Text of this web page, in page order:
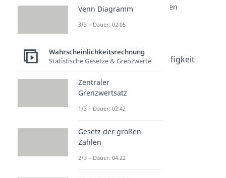
Wahrscheinlichkeit Grundlagen
Dauer: 04:30
Dauer: 03:00
Absolute und Relative Häufigkeit
Relative Häufigkeit
Dauer: 03:43
Dauer: 01:55
Dauer: 03:40
Venn Diagramm
3/3 – Dauer: 02:05
Wahrscheinlichkeitsrechnung
Statistische Gesetze & Grenzwerte
Zentraler
Grenzwertsatz
1/3 – Dauer: 02:42
Gesetz der großen
Zahlen
2/3 – Dauer: 04:22